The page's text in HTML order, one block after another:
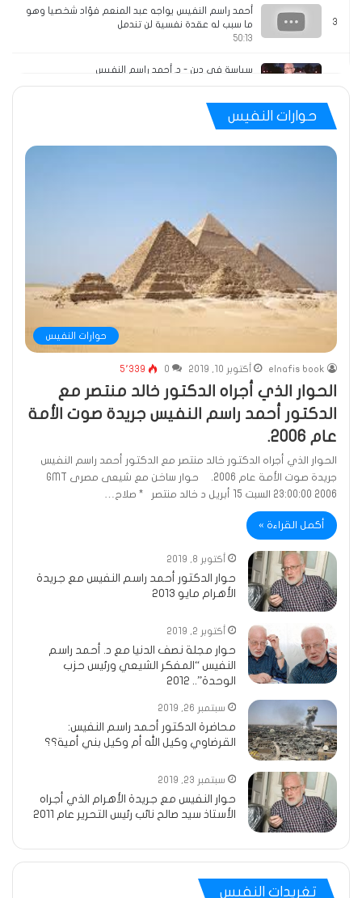
3
أحمد راسم النفيس يواجه عبد المنعم فؤاد شخصيا وهو
ما سبب له عقدة نفسية لن تندمل
50:13
سياسة في دين - د. أحمد راسم النفيس
حوارات النفيس
حوارات النفيس
elnafis book أكتوبر 10, 2019 0 5٬339
الحوار الذي أجراه الدكتور خالد منتصر مع
الدكتور أحمد راسم النفيس جريدة صوت الأمة
عام 2006.
الحوار الذي أجراه الدكتور خالد منتصر مع الدكتور أحمد راسم النفيس
جريدة صوت الأمة عام 2006. حوار ساخن مع شيعى مصرى GMT
23:00:00 2006 السبت 15 أبريل د خالد منتصر * صلاح…
أكمل القراءة »
أكتوبر 8, 2019
حوار الدكتور أحمد راسم النفيس مع جريدة
الأهرام مايو 2013
أكتوبر 2, 2019
حوار مجلة نصف الدنيا مع د‏. ‏أحمد‏ ‏راسم‏
‏النفيس “المفكر‏ ‏الشيعي‏ ‏ورئيس‏ ‏حزب‏
‏الوحدة”.. 2012
سبتمبر 26, 2019
محاضرة الدكتور أحمد راسم النفيس:
القرضاوي وكيل الله أم وكيل بني أمية؟؟
سبتمبر 23, 2019
حوار النفيس مع جريدة الأهرام الذي أجراه
الأستاذ سيد صالح نائب رئيس التحرير عام 2011
تغريدات النفيس